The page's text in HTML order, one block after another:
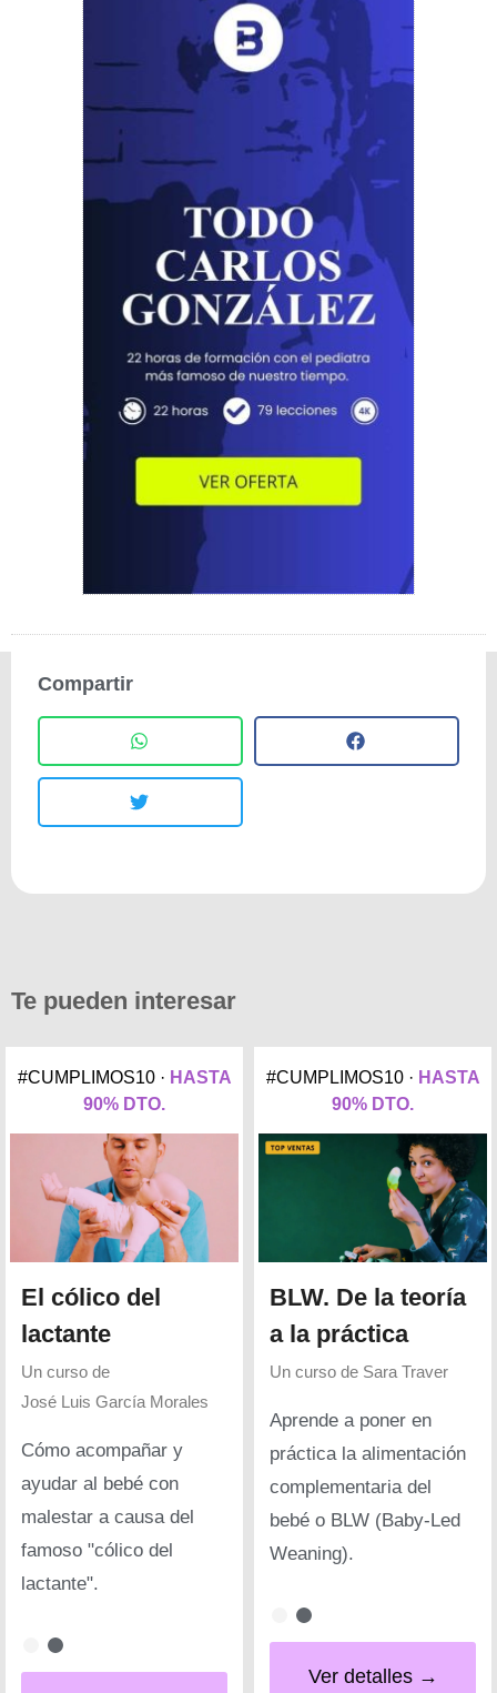
Compartir
Te pueden interesar
#CUMPLIMOS10 · HASTA
90% DTO.
El cólico del
lactante
Un curso de
José Luis García Morales
Cómo acompañar y
ayudar al bebé con
malestar a causa del
famoso "cólico del
lactante".
#CUMPLIMOS10 · HASTA
90% DTO.
BLW. De la teoría
a la práctica
Un curso de Sara Traver
Aprende a poner en
práctica la alimentación
complementaria del
bebé o BLW (Baby-Led
Weaning).
Ver detalles →